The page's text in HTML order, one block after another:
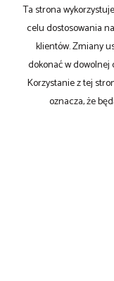
Ta strona
celu dostosowania
klientów. Zmiany
dokonać w
Korzystanie z tej
oznacza, że